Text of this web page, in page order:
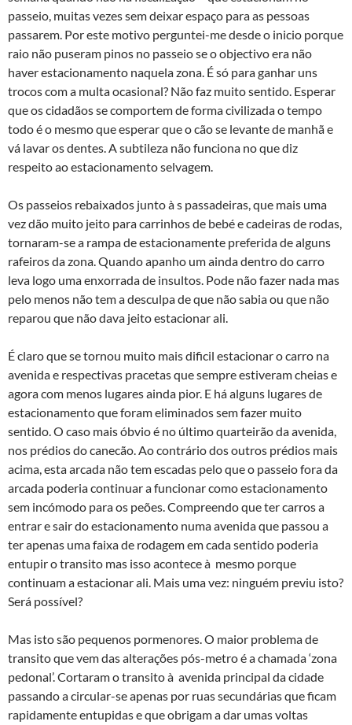
passeio, muitas vezes sem deixar espaço para as pessoas
passarem. Por este motivo perguntei-me desde o inicio porque
raio não puseram pinos no passeio se o objectivo era não
haver estacionamento naquela zona. É só para ganhar uns
trocos com a multa ocasional? Não faz muito sentido. Esperar
que os cidadãos se comportem de forma civilizada o tempo
todo é o mesmo que esperar que o cão se levante de manhã e
vá lavar os dentes. A subtileza não funciona no que diz
respeito ao estacionamento selvagem.
Os passeios rebaixados junto à s passadeiras, que mais uma
vez dão muito jeito para carrinhos de bebé e cadeiras de rodas,
tornaram-se a rampa de estacionamente preferida de alguns
rafeiros da zona. Quando apanho um ainda dentro do carro
leva logo uma enxorrada de insultos. Pode não fazer nada mas
pelo menos não tem a desculpa de que não sabia ou que não
reparou que não dava jeito estacionar ali.
É claro que se tornou muito mais dificil estacionar o carro na
avenida e respectivas pracetas que sempre estiveram cheias e
agora com menos lugares ainda pior. E há alguns lugares de
estacionamento que foram eliminados sem fazer muito
sentido. O caso mais óbvio é no último quarteirão da avenida,
nos prédios do canecão. Ao contrário dos outros prédios mais
acima, esta arcada não tem escadas pelo que o passeio fora da
arcada poderia continuar a funcionar como estacionamento
sem incómodo para os peões. Compreendo que ter carros a
entrar e sair do estacionamento numa avenida que passou a
ter apenas uma faixa de rodagem em cada sentido poderia
entupir o transito mas isso acontece à mesmo porque
continuam a estacionar ali. Mais uma vez: ninguém previu isto?
Será possível?
Mas isto são pequenos pormenores. O maior problema de
transito que vem das alterações pós-metro é a chamada ‘zona
pedonal’. Cortaram o transito à avenida principal da cidade
passando a circular-se apenas por ruas secundárias que ficam
rapidamente entupidas e que obrigam a dar umas voltas